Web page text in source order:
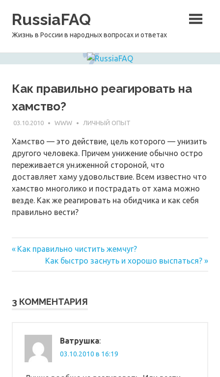
RussiaFAQ
Жизнь в России в народных вопросах и ответах
Как правильно реагировать на
хамство?
03.10.2010 WWW ЛИЧНЫЙ ОПЫТ
Хамство — это действие, цель которого — унизить
другого человека. Причем унижение обычно остро
переживается ун.иженной стороной, что
доставляет хаму удовольствие. Всем известно что
хамство многолико и пострадать от хама можно
везде. Как же реагировать на обидчика и как себя
правильно вести?
Навигация
по
Предыдущая
Как правильно чистить жемчуг?
Следующая
запись:
Как быстро заснуть и хорошо выспаться?
3 КОММЕНТАРИЯ
Ватрушка:
03.10.2010 в 16:19